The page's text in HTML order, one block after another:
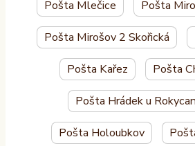
Pošta Mlečice Pošta
Pošta Mirošov 2 Skořická
Pošta Kařez Pošta
Pošta Hrádek u
Pošta Holoubkov